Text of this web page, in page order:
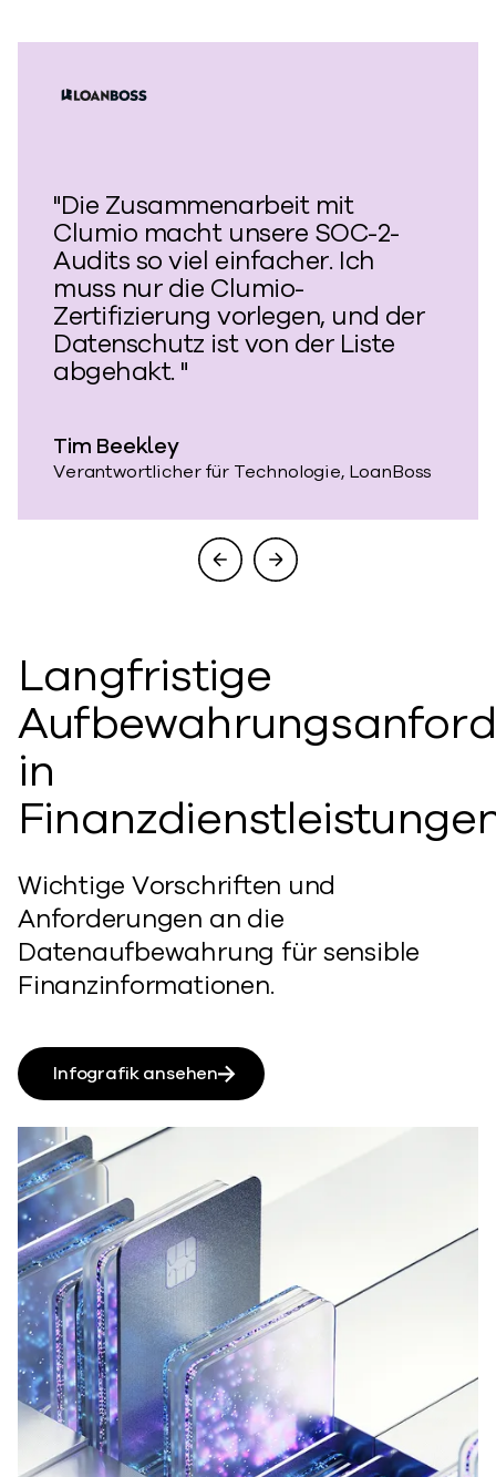
"Die Zusammenarbeit mit
Clumio macht unsere SOC-2-
Audits so viel einfacher. Ich
muss nur die Clumio-
Zertifizierung vorlegen, und der
Datenschutz ist von der Liste
abgehakt. "
Tim Beekley
Verantwortlicher für Technologie, LoanBoss
Langfristige
in
Wichtige Vorschriften und
Anforderungen an die
Datenaufbewahrung für sensible
Finanzinformationen.
Infografik ansehen